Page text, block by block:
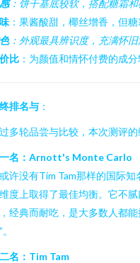
：饼干基底较软，搭配糖霜和
：果酱酸甜，椰丝增香，但糖
：外观最具辨识度，充满怀旧
比 ：为颜值和情怀付费的成分
排名与 ：
多轮品尝与比较，本次测评的
名：Arnott's Monte Carlo
许没有Tim Tam那样的国际
度上取得了最佳均衡。它不
经典而耐吃，是大多数人都
名：Tim Tam